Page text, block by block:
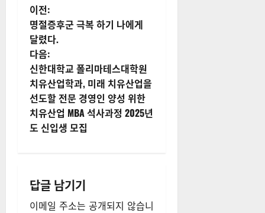
게
시
물
내
비
게
션
이전:
명절증후군 극복 하기 나에게
달렸다.
다음:
신한대학교 폴리마테스대학원
치유산업학과, 미래 치유산업을
선도할 전문 경영인 양성 위한
치유산업 MBA 석사과정 2025년
도 신입생 모집
답글 남기기
이메일 주소는 공개되지 않습니